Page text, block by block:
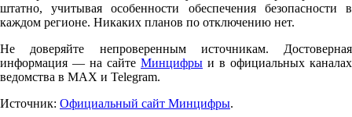
штатно, учитывая особенности обеспечения безопасности в
каждом регионе. Никаких планов по отключению нет.
Не доверяйте непроверенным источникам. Достоверная
информация — на сайте Минцифры и в официальных каналах
ведомства в MAX и Telegram.
Источник: Официальный сайт Минцифры.